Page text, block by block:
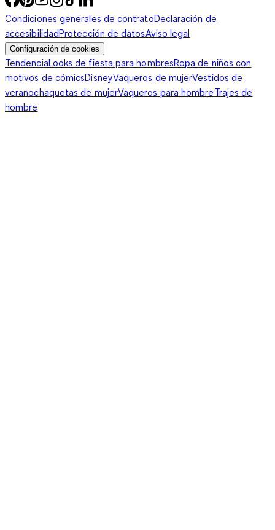
Condiciones generales de contratoDeclaración de
accesibilidadProtección de datosAviso legal
Configuración de cookies
TendenciaLooks de fiesta para hombresRopa de niños con
motivos de cómicsDisneyVaqueros de mujerVestidos de
veranochaquetas de mujerVaqueros para hombreTrajes de
hombre